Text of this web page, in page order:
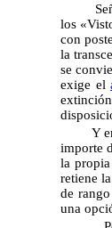
los
con
la
se
exige el
Y
importe
la
retiene
de
una